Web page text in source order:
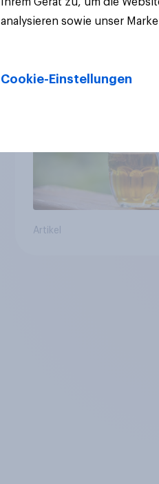
Deutschland – Jeder
Vierte trinkt
Artikel
analysieren sowie unser
Cookie-Einstellungen